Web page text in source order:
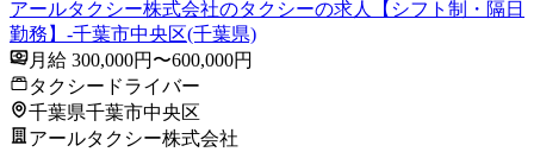
アールタクシー株式会社のタクシーの求人【シフト制・隔日
勤務】-千葉市中央区(千葉県)
月給 300,000円〜600,000円
タクシードライバー
千葉県千葉市中央区
アールタクシー株式会社